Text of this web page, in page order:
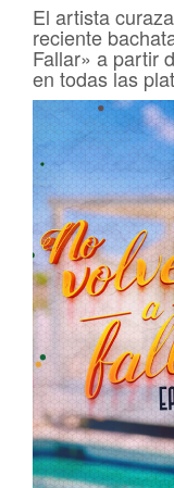
El artista
reciente
Fallar» a partir
en todas las